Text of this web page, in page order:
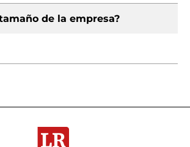
de la empresa?